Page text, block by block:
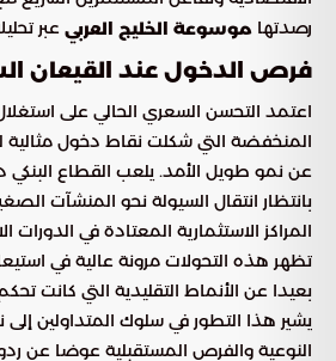
رصدتها موسوعة الخليج العربي عبر
فرص الدخول عند القيعان
اعتمد التحسن السعري الحالي على
المنخفضة التي شكلت نقاط دخول مثالية
عن نمو طويل الأمد. يلعب القطاع البنكي
بانتظار انتقال السيولة نحو المنشآت
المراكز الاستثمارية المعتادة في الدورات
تظهر هذه التحولات مرونة عالية في
بعيدا عن الأنماط التقليدية التي كانت
يشير هذا التطور في سلوك المتداولين
النوعية والفرص المستقبلية عوضا عن